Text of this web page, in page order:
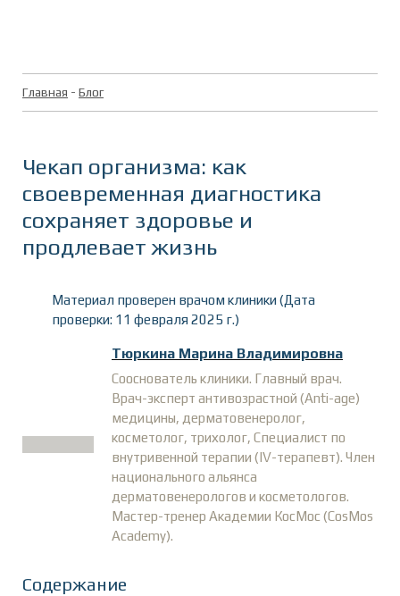
Главная - Блог
Чекап организма: как
своевременная диагностика
сохраняет здоровье и
продлевает жизнь
Материал проверен врачом клиники (Дата
проверки: 11 февраля 2025 г.)
Тюркина Марина Владимировна
Сооснователь клиники. Главный врач.
Врач-эксперт антивозрастной (Anti-age)
медицины, дерматовенеролог,
косметолог, трихолог, Специалист по
внутривенной терапии (IV-терапевт). Член
национального альянса
дерматовенерологов и косметологов.
Мастер-тренер Академии КосМос (CosMos
Academy).
Содержание